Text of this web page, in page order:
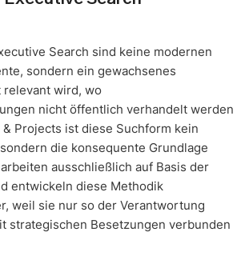
Search sind keine modernen
sondern ein gewachsenes
relevant wird, wo
nicht öffentlich verhandelt werden
Projects ist diese Suchform kein
die konsequente Grundlage
ausschließlich auf Basis der
entwickeln diese Methodik
weil sie nur so der Verantwortung
strategischen Besetzungen verbunden